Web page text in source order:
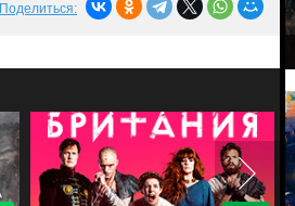
Поделиться: